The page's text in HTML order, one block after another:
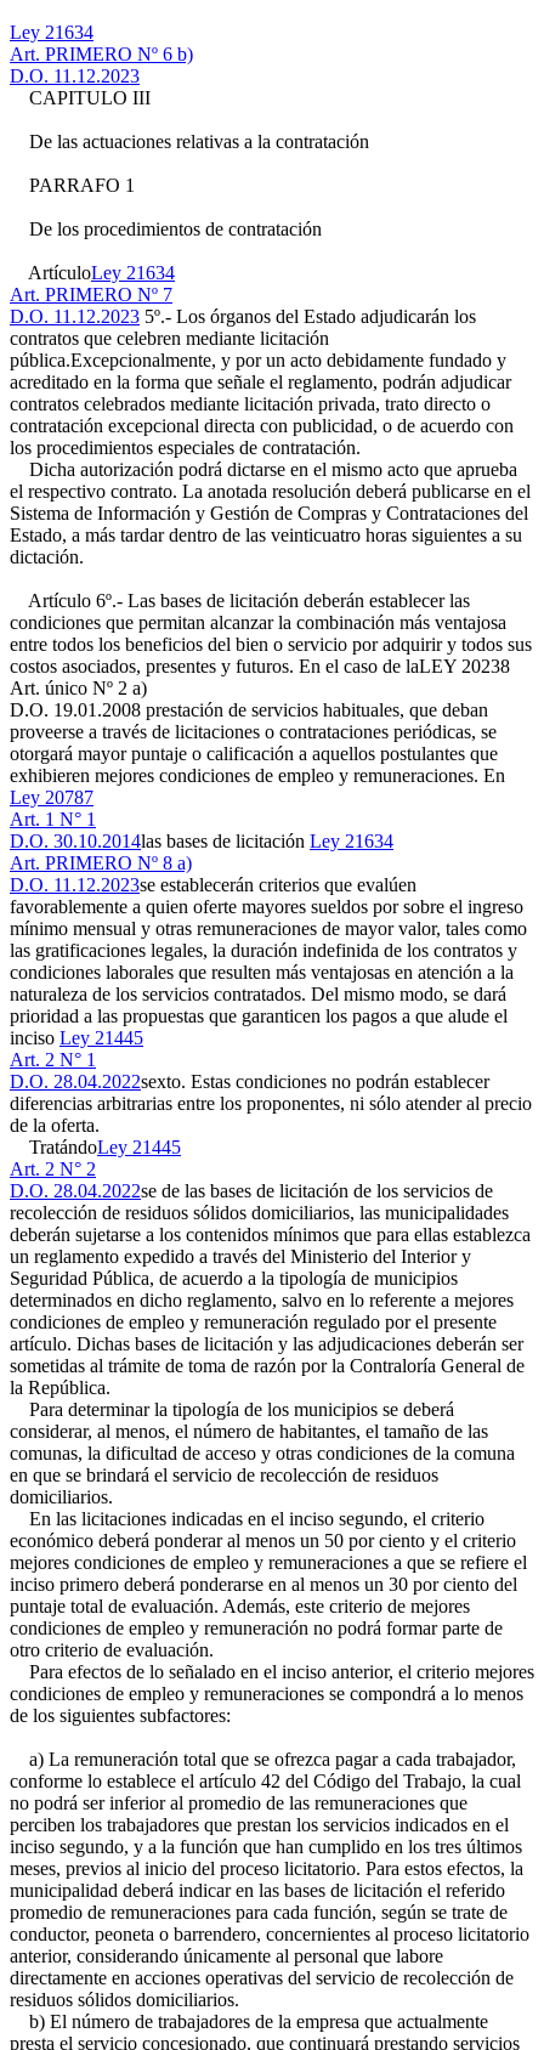
Ley 21634
Art. PRIMERO Nº 6 b)
D.O. 11.12.2023
CAPITULO III
De las actuaciones relativas a la contratación
PARRAFO 1
De los procedimientos de contratación
ArtículoLey 21634
Art. PRIMERO Nº 7
D.O. 11.12.2023 5º.- Los órganos del Estado adjudicarán los
contratos que celebren mediante licitación
pública.Excepcionalmente, y por un acto debidamente fundado y
acreditado en la forma que señale el reglamento, podrán adjudicar
contratos celebrados mediante licitación privada, trato directo o
contratación excepcional directa con publicidad, o de acuerdo con
los procedimientos especiales de contratación.
Dicha autorización podrá dictarse en el mismo acto que aprueba
el respectivo contrato. La anotada resolución deberá publicarse en el
Sistema de Información y Gestión de Compras y Contrataciones del
Estado, a más tardar dentro de las veinticuatro horas siguientes a su
dictación.
Artículo 6º.- Las bases de licitación deberán establecer las
condiciones que permitan alcanzar la combinación más ventajosa
entre todos los beneficios del bien o servicio por adquirir y todos sus
costos asociados, presentes y futuros. En el caso de laLEY 20238
Art. único Nº 2 a)
D.O. 19.01.2008 prestación de servicios habituales, que deban
proveerse a través de licitaciones o contrataciones periódicas, se
otorgará mayor puntaje o calificación a aquellos postulantes que
exhibieren mejores condiciones de empleo y remuneraciones. En
Ley 20787
Art. 1 N° 1
D.O. 30.10.2014las bases de licitación Ley 21634
Art. PRIMERO Nº 8 a)
D.O. 11.12.2023se establecerán criterios que evalúen
favorablemente a quien oferte mayores sueldos por sobre el ingreso
mínimo mensual y otras remuneraciones de mayor valor, tales como
las gratificaciones legales, la duración indefinida de los contratos y
condiciones laborales que resulten más ventajosas en atención a la
naturaleza de los servicios contratados. Del mismo modo, se dará
prioridad a las propuestas que garanticen los pagos a que alude el
inciso Ley 21445
Art. 2 N° 1
D.O. 28.04.2022sexto. Estas condiciones no podrán establecer
diferencias arbitrarias entre los proponentes, ni sólo atender al precio
de la oferta.
TratándoLey 21445
Art. 2 N° 2
D.O. 28.04.2022se de las bases de licitación de los servicios de
recolección de residuos sólidos domiciliarios, las municipalidades
deberán sujetarse a los contenidos mínimos que para ellas establezca
un reglamento expedido a través del Ministerio del Interior y
Seguridad Pública, de acuerdo a la tipología de municipios
determinados en dicho reglamento, salvo en lo referente a mejores
condiciones de empleo y remuneración regulado por el presente
artículo. Dichas bases de licitación y las adjudicaciones deberán ser
sometidas al trámite de toma de razón por la Contraloría General de
la República.
Para determinar la tipología de los municipios se deberá
considerar, al menos, el número de habitantes, el tamaño de las
comunas, la dificultad de acceso y otras condiciones de la comuna
en que se brindará el servicio de recolección de residuos
domiciliarios.
En las licitaciones indicadas en el inciso segundo, el criterio
económico deberá ponderar al menos un 50 por ciento y el criterio
mejores condiciones de empleo y remuneraciones a que se refiere el
inciso primero deberá ponderarse en al menos un 30 por ciento del
puntaje total de evaluación. Además, este criterio de mejores
condiciones de empleo y remuneración no podrá formar parte de
otro criterio de evaluación.
Para efectos de lo señalado en el inciso anterior, el criterio mejores
condiciones de empleo y remuneraciones se compondrá a lo menos
de los siguientes subfactores:
a) La remuneración total que se ofrezca pagar a cada trabajador,
conforme lo establece el artículo 42 del Código del Trabajo, la cual
no podrá ser inferior al promedio de las remuneraciones que
perciben los trabajadores que prestan los servicios indicados en el
inciso segundo, y a la función que han cumplido en los tres últimos
meses, previos al inicio del proceso licitatorio. Para estos efectos, la
municipalidad deberá indicar en las bases de licitación el referido
promedio de remuneraciones para cada función, según se trate de
conductor, peoneta o barrendero, concernientes al proceso licitatorio
anterior, considerando únicamente al personal que labore
directamente en acciones operativas del servicio de recolección de
residuos sólidos domiciliarios.
b) El número de trabajadores de la empresa que actualmente
presta el servicio concesionado, que continuará prestando servicios